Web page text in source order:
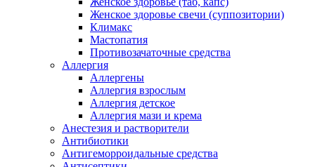
Женское здоровье свечи (суппозитории)
Климакс
Мастопатия
Противозачаточные средства
Аллергия
Аллергены
Аллергия взрослым
Аллергия детское
Аллергия мази и крема
Анестезия и растворители
Антибиотики
Антигеморроидальные средства